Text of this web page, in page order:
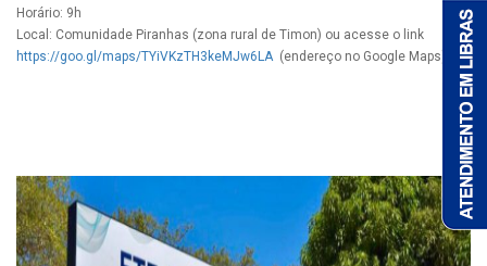
Horário: 9h
Local: Comunidade Piranhas (zona rural de Timon) ou acesse o link
https://goo.gl/maps/TYiVKzTH3keMJw6LA(endereço no Google Maps)